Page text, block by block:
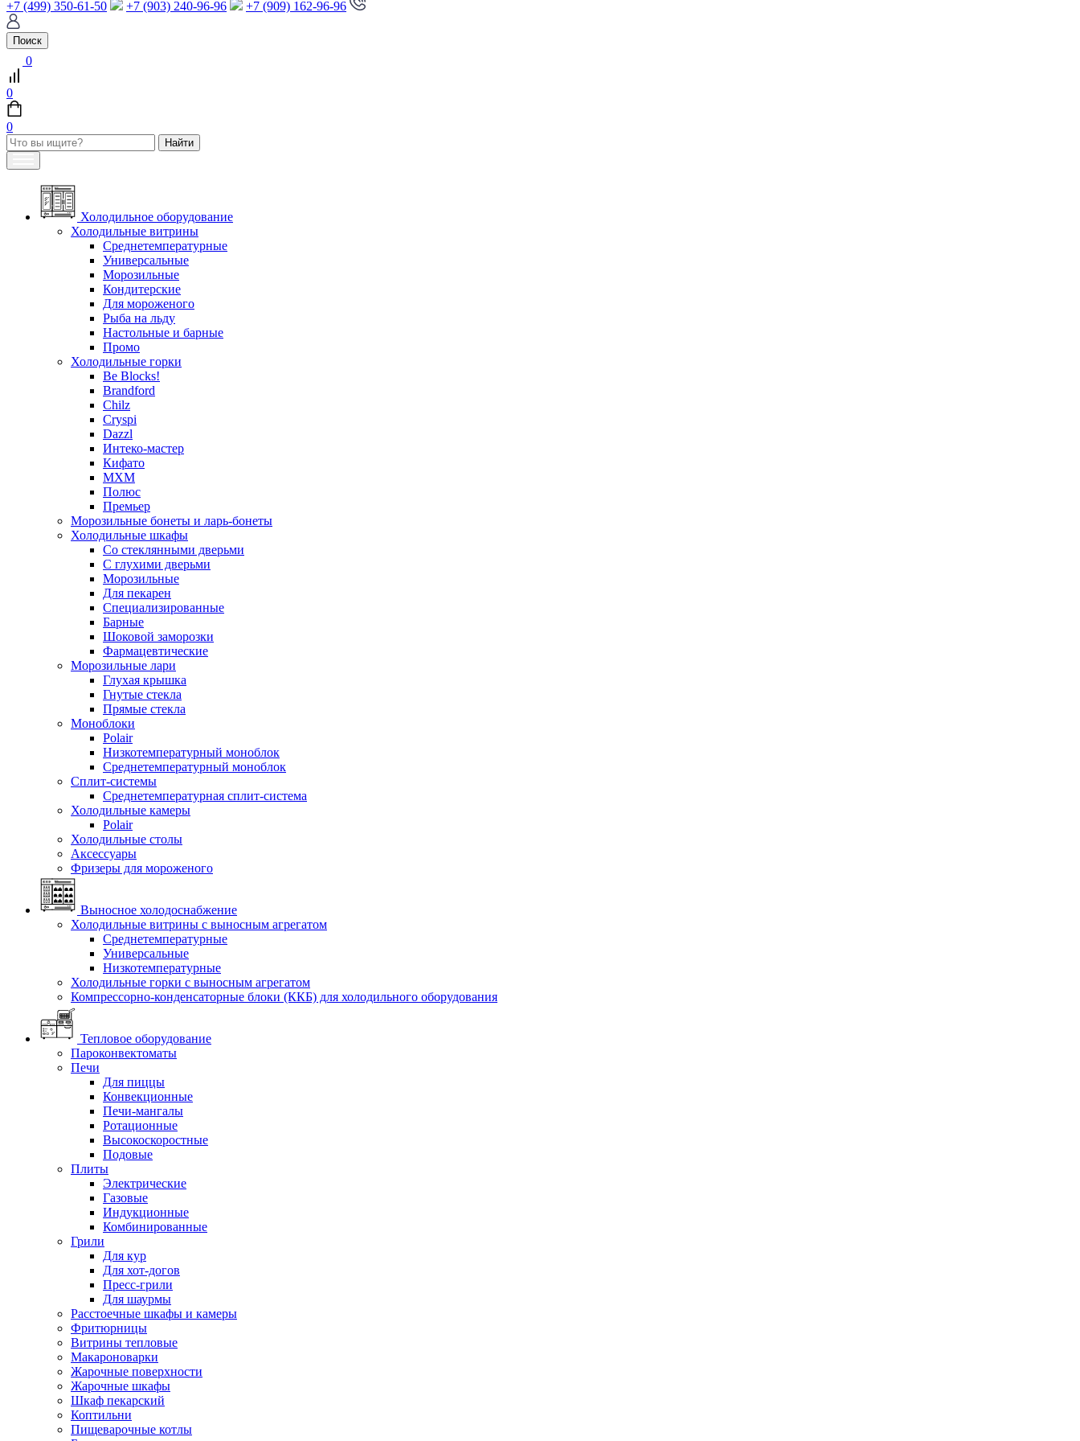
+7 (499) 350-61-50 +7 (903) 240-96-96 +7 (909) 162-96-96
Поиск
0
0
0
Холодильное оборудование
Холодильные витрины
Среднетемпературные
Универсальные
Морозильные
Кондитерские
Для мороженого
Рыба на льду
Настольные и барные
Промо
Холодильные горки
Be Blocks!
Brandford
Chilz
Cryspi
Dazzl
Интеко-мастер
Кифато
МХМ
Полюс
Премьер
Морозильные бонеты и ларь-бонеты
Холодильные шкафы
Со стеклянными дверьми
С глухими дверьми
Морозильные
Для пекарен
Специализированные
Барные
Шоковой заморозки
Фармацевтические
Морозильные лари
Глухая крышка
Гнутые стекла
Прямые стекла
Моноблоки
Polair
Низкотемпературный моноблок
Среднетемпературный моноблок
Сплит-системы
Среднетемпературная сплит-система
Холодильные камеры
Polair
Холодильные столы
Аксессуары
Фризеры для мороженого
Выносное холодоснабжение
Холодильные витрины с выносным агрегатом
Среднетемпературные
Универсальные
Низкотемпературные
Холодильные горки с выносным агрегатом
Компрессорно-конденсаторные блоки (ККБ) для холодильного оборудования
Тепловое оборудование
Пароконвектоматы
Печи
Для пиццы
Конвекционные
Печи-мангалы
Ротационные
Высокоскоростные
Подовые
Плиты
Электрические
Газовые
Индукционные
Комбинированные
Грили
Для кур
Для хот-догов
Пресс-грили
Для шаурмы
Расстоечные шкафы и камеры
Фритюрницы
Витрины тепловые
Макароноварки
Жарочные поверхности
Жарочные шкафы
Шкаф пекарский
Коптильни
Пищеварочные котлы